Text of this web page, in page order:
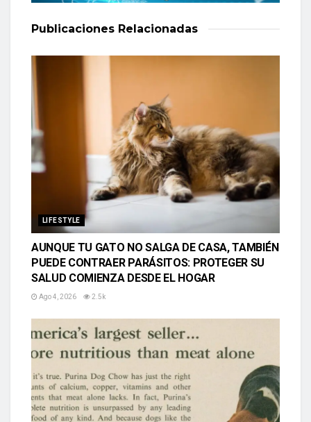
Publicaciones Relacionadas
LIFESTYLE
AUNQUE TU GATO NO SALGA DE CASA, TAMBIÉN
PUEDE CONTRAER PARÁSITOS: PROTEGER SU
SALUD COMIENZA DESDE EL HOGAR
Ago 4, 2026 2.5k